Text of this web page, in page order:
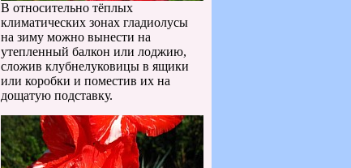
В относительно тёплых
климатических зонах гладиолусы
на зиму можно вынести на
утепленный балкон или лоджию,
сложив клубнелуковицы в ящики
или коробки и поместив их на
дощатую подставку.